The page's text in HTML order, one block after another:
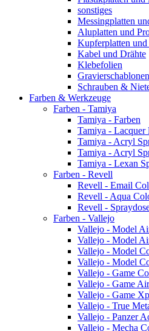
sonstiges
Messingplatten
Aluplatten und
Kupferplatten
Kabel und Drähte
Klebefolien
Gravierschablonen
Schrauben &
Farben & Werkzeuge
Farben - Tamiya
Tamiya - Farben
Tamiya - Lacquer
Tamiya - Acryl
Tamiya - Acryl
Tamiya - Lexan
Farben - Revell
Revell - Email
Revell - Aqua
Revell -
Farben - Vallejo
Vallejo - Model
Vallejo - Model
Vallejo - Model
Vallejo - Model
Vallejo - Game
Vallejo - Game Air
Vallejo - Game
Vallejo - True
Vallejo - Panzer
Vallejo - Mecha